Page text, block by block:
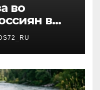
во
в
3 дней